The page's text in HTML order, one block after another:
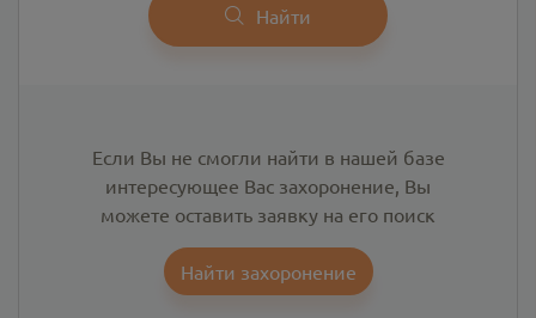
Найти
Если Вы не смогли найти в нашей базе
интересующее Вас захоронение, Вы
можете оставить заявку на его поиск
Найти захоронение